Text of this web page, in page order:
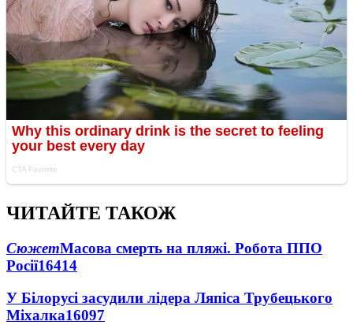
ЧИТАЙТЕ ТАКОЖ
СюжетМасова смерть на пляжі. Робота ППО
Росії16414
У Білорусі засудили лідера Ляпіса Трубецького
Міхалка16097